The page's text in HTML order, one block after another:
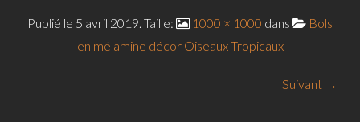
Publié le 5 avril 2019. Taille: 1000 × 1000 dans
Bols
en mélamine décor Oiseaux Tropicaux
Suivant →